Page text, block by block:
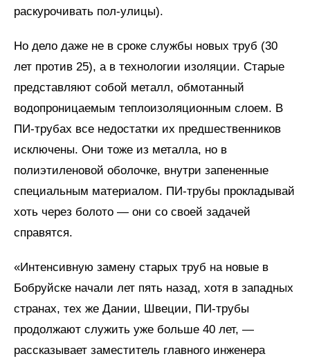
раскурочивать пол-улицы).
Но дело даже не в сроке службы новых труб (30
лет против 25), а в технологии изоляции. Старые
представляют собой металл, обмотанный
водопроницаемым теплоизоляционным слоем. В
ПИ-трубах все недостатки их предшественников
исключены. Они тоже из металла, но в
полиэтиленовой оболочке, внутри запененные
специальным материалом. ПИ-трубы прокладывай
хоть через болото — они со своей задачей
справятся.
«Интенсивную замену старых труб на новые в
Бобруйске начали лет пять назад, хотя в западных
странах, тех же Дании, Швеции, ПИ-трубы
продолжают служить уже больше 40 лет, —
рассказывает заместитель главного инженера